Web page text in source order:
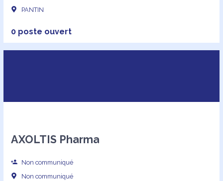
PANTIN
0 poste ouvert
AXOLTIS Pharma
Non communiqué
Non communiqué